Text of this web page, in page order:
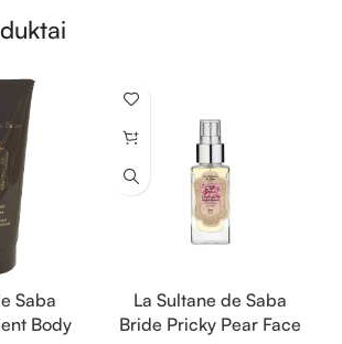
Saba
Body
La Sultane de Saba
Bride Pricky Pear Face